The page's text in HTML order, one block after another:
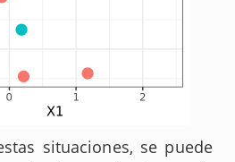
situaciones, se puede